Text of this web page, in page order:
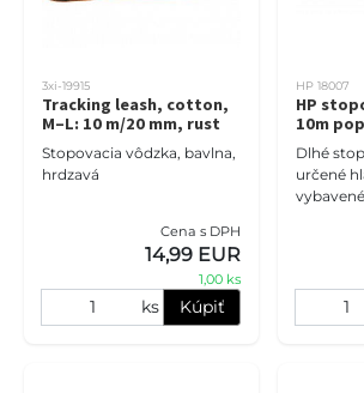
3xi-19915
Tracking leash, cotton,
M–L: 10 m/20 mm, rust
Stopovacia vôdzka, bavlna,
hrdzavá
Cena s DPH
14,99 EUR
1,00 ks
ks Kúpiť
HP 18007
HP
10m
Dlhé
určené